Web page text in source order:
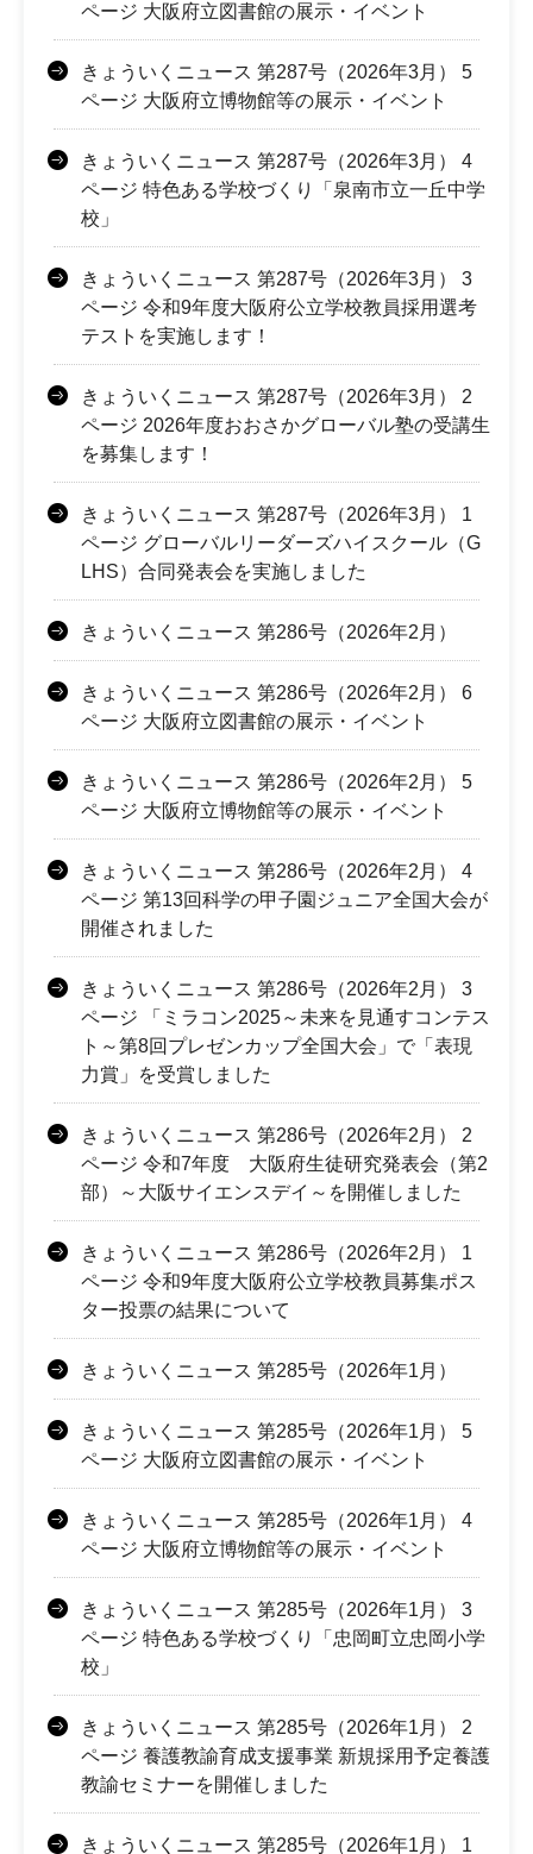
ページ 大阪府立図書館の展示・イベント
きょういくニュース 第287号（2026年3月） 5
ページ 大阪府立博物館等の展示・イベント
きょういくニュース 第287号（2026年3月） 4
ページ 特色ある学校づくり「泉南市立一丘中学
校」
きょういくニュース 第287号（2026年3月） 3
ページ 令和9年度大阪府公立学校教員採用選考
テストを実施します！
きょういくニュース 第287号（2026年3月） 2
ページ 2026年度おおさかグローバル塾の受講生
を募集します！
きょういくニュース 第287号（2026年3月） 1
ページ グローバルリーダーズハイスクール（G
LHS）合同発表会を実施しました
きょういくニュース 第286号（2026年2月）
きょういくニュース 第286号（2026年2月） 6
ページ 大阪府立図書館の展示・イベント
きょういくニュース 第286号（2026年2月） 5
ページ 大阪府立博物館等の展示・イベント
きょういくニュース 第286号（2026年2月） 4
ページ 第13回科学の甲子園ジュニア全国大会が
開催されました
きょういくニュース 第286号（2026年2月） 3
ページ 「ミラコン2025～未来を見通すコンテス
ト～第8回プレゼンカップ全国大会」で「表現
力賞」を受賞しました
きょういくニュース 第286号（2026年2月） 2
ページ 令和7年度 大阪府生徒研究発表会（第2
部）～大阪サイエンスデイ～を開催しました
きょういくニュース 第286号（2026年2月） 1
ページ 令和9年度大阪府公立学校教員募集ポス
ター投票の結果について
きょういくニュース 第285号（2026年1月）
きょういくニュース 第285号（2026年1月） 5
ページ 大阪府立図書館の展示・イベント
きょういくニュース 第285号（2026年1月） 4
ページ 大阪府立博物館等の展示・イベント
きょういくニュース 第285号（2026年1月） 3
ページ 特色ある学校づくり「忠岡町立忠岡小学
校」
きょういくニュース 第285号（2026年1月） 2
ページ 養護教諭育成支援事業 新規採用予定養護
教諭セミナーを開催しました
きょういくニュース 第285号（2026年1月） 1